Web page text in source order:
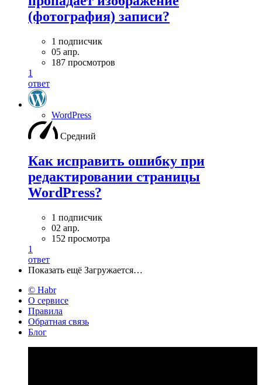
(фотография) записи?
1 подписчик
05 апр.
187 просмотров
1
ответ
WordPress
Средний
Как исправить ошибку при
редактировании страницы
WordPress?
1 подписчик
02 апр.
152 просмотра
1
ответ
Показать ещё Загружается…
© Habr
О сервисе
Правила
Обратная связь
Блог